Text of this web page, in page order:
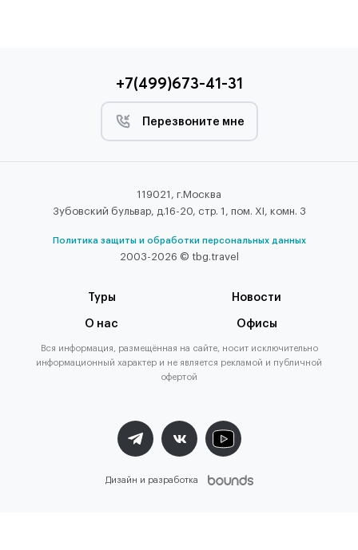
+7(499)673-41-31
Перезвоните мне
119021, г.Москва
Зубовский бульвар, д.16-20, стр. 1, пом. XI, комн. 3
Политика защиты и обработки персональных данных
2003-2026 © tbg.travel
Туры Новости
О нас Офисы
Вся информация, размещённая на сайте, носит исключительно
информационный характер и не является рекламой и публичной
офертой
Дизайн и разработка